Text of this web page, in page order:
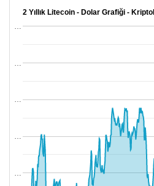
2 Yıllık Litecoin - Dolar Grafiği -
…
…
…